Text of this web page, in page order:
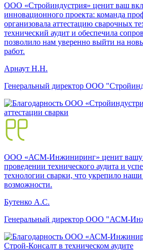
ООО «Стройиндустрия» ценит ваш
инновационного проекта: команда
организовала аттестацию сварочных
технический аудит и обеспечила
позволило нам уверенно выйти на
работ.
Арнаут Н.Н.
Генеральный директор ООО
ООО «АСМ-Инжиниринг» ценит вашу
проведении технического аудита и
технологии сварки, что укрепило
возможности.
Бутенко А.С.
Генеральный директор ООО "АСМ-